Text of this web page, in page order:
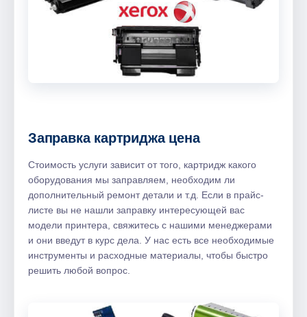
Заправка картриджа цена
Стоимость услуги зависит от того, картридж какого
оборудования мы заправляем, необходим ли
дополнительный ремонт детали и т.д. Если в прайс-
листе вы не нашли заправку интересующей вас
модели принтера, свяжитесь с нашими менеджерами
и они введут в курс дела. У нас есть все необходимые
инструменты и расходные материалы, чтобы быстро
решить любой вопрос.